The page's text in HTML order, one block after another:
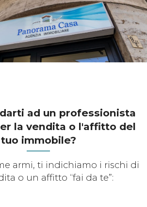
ad un professionista
la vendita o l'affitto del
tuo immobile?
armi, ti indichiamo i rischi di
o un affitto “fai da te”: